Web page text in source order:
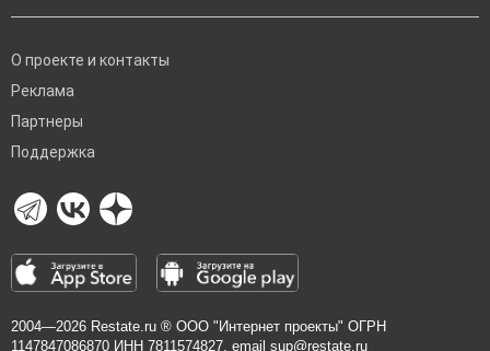
О проекте и контакты
Реклама
Партнеры
Поддержка
2004—2026 Restate.ru ® ООО "Интернет проекты" ОГРН
1147847086870 ИНН 7811574827, email sup@restate.ru